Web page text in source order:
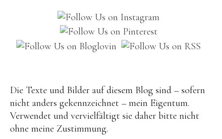
Brot
Eis
Saft & Sirup
Die Texte und Bilder auf diesem Blog sind – sofern
nicht anders gekennzeichnet – mein Eigentum.
Verwendet und vervielfältigt sie daher bitte nicht
ohne meine Zustimmung.